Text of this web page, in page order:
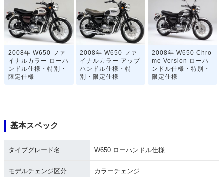
2008年 W650 ファ
イナルカラー ローハ
ンドル仕様・特別・
限定仕様
2008年 W650 ファ
イナルカラー アップ
ハンドル仕様・特
別・限定仕様
2008年 W650 Chro
me Version ローハ
ンドル仕様・特別・
限定仕様
2008年 W650 Chro
ハンドル仕様・特
2008年 W650 ロー
2008年 W650 アッ
基本スペック
タイプグレード名 W650 ローハンドル仕様
モデルチェンジ区分 カラーチェンジ